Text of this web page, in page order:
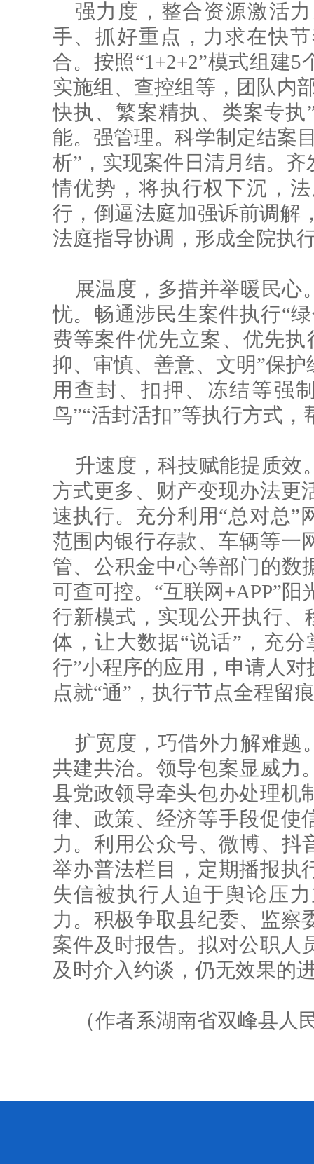
强力度，整合资源激活
手、抓好重点，力求在快
合。按照“1+2+2”模式组建
实施组、查控组等，团队内
快执、繁案精执、类案专
能。强管理。科学制定结案
析”，实现案件日清月结。
情优势，将执行权下沉，
行，倒逼法庭加强诉前调解
法庭指导协调，形成全院执
展温度，多措并举暖民心
忧。畅通涉民生案件执行“
费等案件优先立案、优先
抑、审慎、善意、文明”保
用查封、扣押、冻结等强
鸟”“活封活扣”等执行方式
升速度，科技赋能提质效
方式更多、财产变现办法更
速执行。充分利用“总对总”
范围内银行存款、车辆等一
管、公积金中心等部门的数
可查可控。“互联网+APP”阳
行新模式，实现公开执行、
体，让大数据“说话”，充
行”小程序的应用，申请人
点就“通”，执行节点全程留
扩宽度，巧借外力解难题
共建共治。领导包案显威力
县党政领导牵头包办处理机
律、政策、经济等手段促使
力。利用公众号、微博、抖
举办普法栏目，定期播报执
失信被执行人迫于舆论压
力。积极争取县纪委、监察
案件及时报告。拟对公职人
及时介入约谈，仍无效果的
（作者系湖南省双峰县人